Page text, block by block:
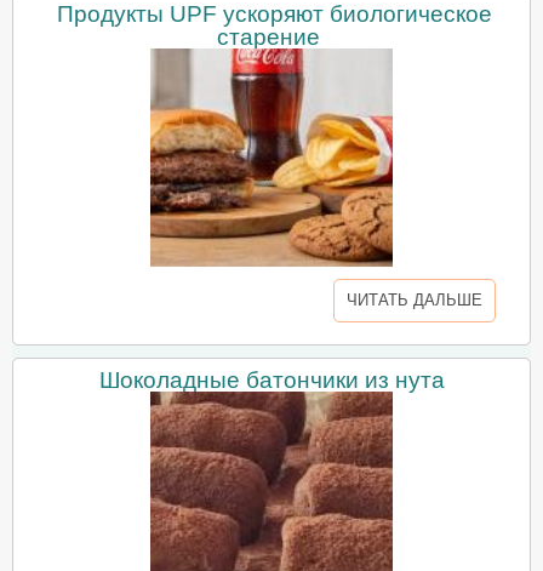
Продукты UPF ускоряют биологическое
старение
ЧИТАТЬ ДАЛЬШЕ
Шоколадные батончики из нута